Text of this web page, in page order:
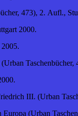
473), 2. Aufl.,
2000.
Taschenbücher,
III. (Urban
(Urban